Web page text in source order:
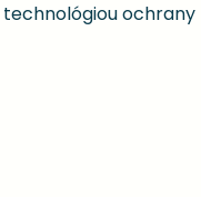
ochrany